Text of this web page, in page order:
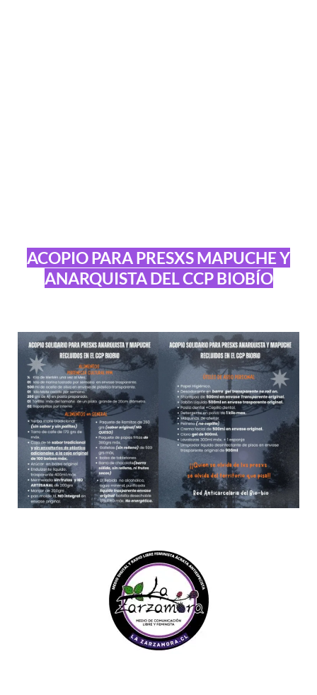
ACOPIO PARA PRESXS MAPUCHE Y
ANARQUISTA DEL CCP BIOBÍO